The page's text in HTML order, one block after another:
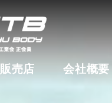
販売店 会社概要